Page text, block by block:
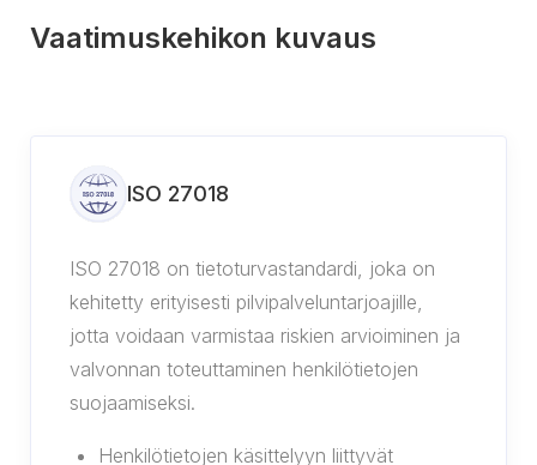
Vaatimuskehikon kuvaus
ISO 27018
ISO 27018 on tietoturvastandardi, joka on
kehitetty erityisesti pilvipalveluntarjoajille,
jotta voidaan varmistaa riskien arvioiminen ja
valvonnan toteuttaminen henkilötietojen
suojaamiseksi.
Henkilötietojen käsittelyyn liittyvät